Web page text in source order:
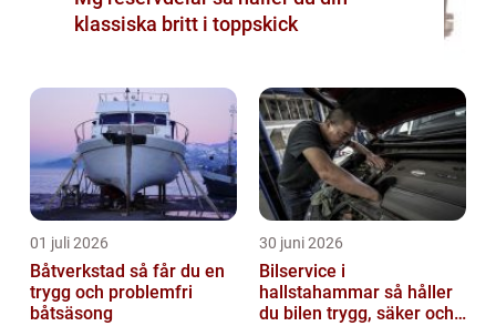
klassiska britt i toppskick
01 juli 2026
Båtverkstad så får du en
trygg och problemfri
båtsäsong
30 juni 2026
Bilservice i
hallstahammar så håller
du bilen trygg, säker och